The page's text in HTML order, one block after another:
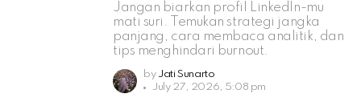
Jangan biarkan profil LinkedIn-mu
mati suri. Temukan strategi jangka
panjang, cara membaca analitik, dan
tips menghindari burnout.
by Jati Sunarto
July 27, 2026, 5:08 pm